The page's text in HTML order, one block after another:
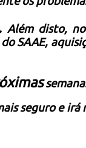
Além disto,
SAAE,
seguro e